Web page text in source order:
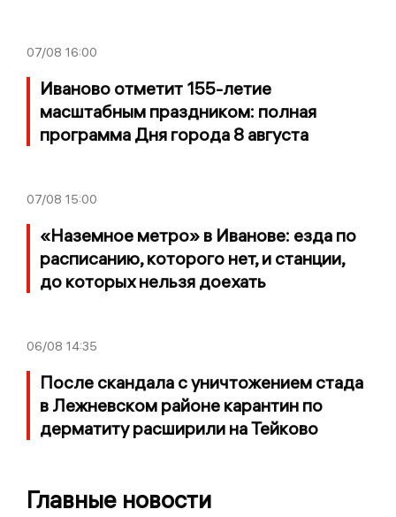
07/08 16:00
Иваново отметит 155-летие
масштабным праздником: полная
программа Дня города 8 августа
07/08 15:00
«Наземное метро» в Иванове: езда по
расписанию, которого нет, и станции,
до которых нельзя доехать
06/08 14:35
После скандала с уничтожением стада
в Лежневском районе карантин по
дерматиту расширили на Тейково
Главные новости